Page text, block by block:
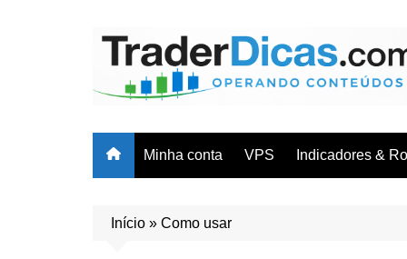
Minha conta VPS Indicadores &
Início » Como usar